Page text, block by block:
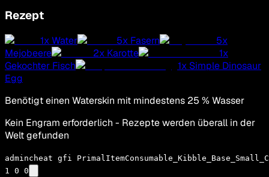
Rezept
1xWater 5x Fasern 5x
Mejobeere
2x Karotte 1x
Gekochter Fisch
1x Simple Dinosaur
Egg
Benötigt einen Waterskin mit mindestens 25 % Wasser
Kein Engram erforderlich - Rezepte werden überall in der
Welt gefunden
admincheat gfi PrimalItemConsumable_Kibble_Base_Small_C
1 0 0